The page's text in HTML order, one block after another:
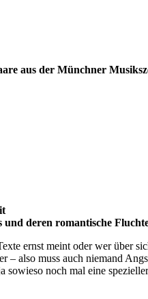
aus der Münchner
deren romantische
ernst meint oder wer
also muss auch niemand
noch mal eine